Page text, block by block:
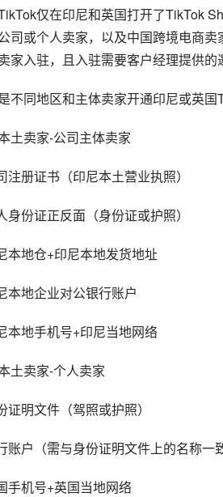
仅在印尼和英国打开了TikTok
司或个人卖家，以及中国跨境电商
家入驻，且入驻需要客户经理提供的
不同地区和主体卖家开通印尼或英国
土卖家-公司主体卖家
注册证书（印尼本土营业执照）
身份证正反面（身份证或护照）
本地仓+印尼本地发货地址
本地企业对公银行账户
本地手机号+印尼当地网络
土卖家-个人卖家
证明文件（驾照或护照）
账户（需与身份证明文件上的名称一致
手机号+英国当地网络